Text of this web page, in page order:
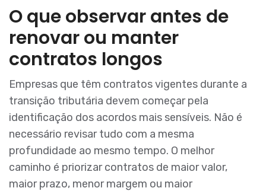
O que observar antes de
renovar ou manter
contratos longos
Empresas que têm contratos vigentes durante a
transição tributária devem começar pela
identificação dos acordos mais sensíveis. Não é
necessário revisar tudo com a mesma
profundidade ao mesmo tempo. O melhor
caminho é priorizar contratos de maior valor,
maior prazo, menor margem ou maior